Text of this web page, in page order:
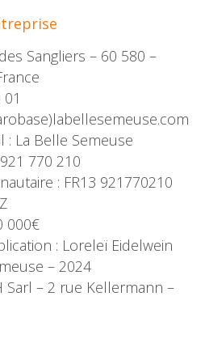
Sangliers – 60 580 –
: La Belle Semeuse
770 210
: FR13 921770210
000€
: Loreleï Eidelwein
– 2024
Sarl – 2 rue Kellermann –